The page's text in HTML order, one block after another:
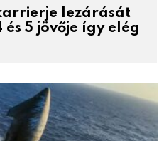
lezárását
5 jövője így elég